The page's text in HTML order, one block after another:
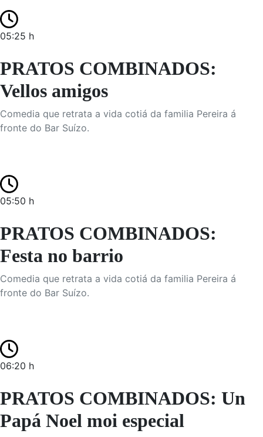
05:25 h
PRATOS COMBINADOS:
Vellos amigos
Comedia que retrata a vida cotiá da familia Pereira á
fronte do Bar Suízo.
05:50 h
PRATOS COMBINADOS:
Festa no barrio
Comedia que retrata a vida cotiá da familia Pereira á
fronte do Bar Suízo.
06:20 h
PRATOS COMBINADOS: Un
Papá Noel moi especial